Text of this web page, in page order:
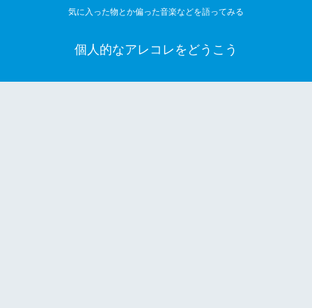
気に入った物とか偏った音楽などを語ってみる
個人的なアレコレをどうこう